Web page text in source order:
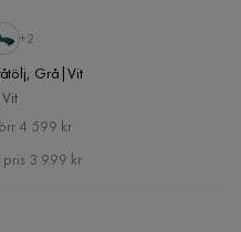
+2
Grå|Vit
4 599 kr
3 999 kr